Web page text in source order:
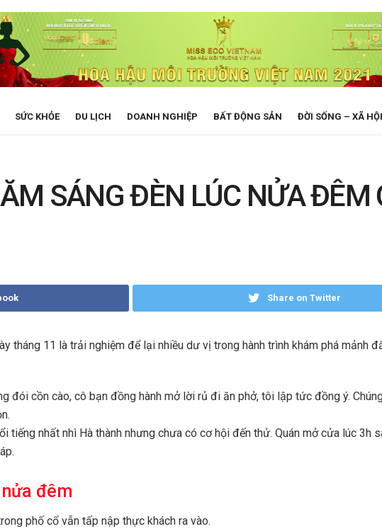
SỨC KHỎE DU LỊCH DOANH NGHIỆP BẤT ĐỘNG SẢN ĐỜI SỐNG – XÃ HỘI
SÁNG ĐÈN LÚC NỬA ĐÊM
Share on Twitter
tháng 11 là trải nghiệm để lại nhiều dư vị trong hành trình khám phá mảnh
đói cồn cào, cô bạn đồng hành mở lời rủ đi ăn phở, tôi lập tức đồng ý.
nhất nhì Hà thành nhưng chưa có cơ hội đến thử. Quán mở cửa lúc 3h
đêm
phố cổ vẫn tấp nập thực khách ra vào.